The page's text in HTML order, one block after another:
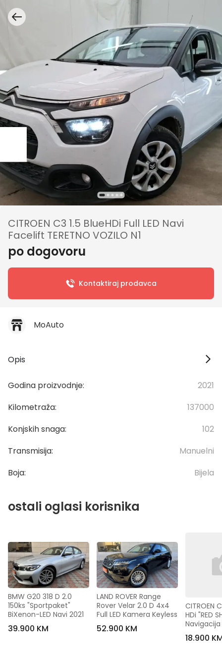
CITROEN C3 1.5 BlueHDi Full LED Navi
Facelift TERETNO VOZILO N1
po dogovoru
Kontaktiraj prodavca
MoAuto
Opis
Godina proizvodnje:
2021
Kilometraža:
137000
Konjskih snaga:
102
Transmisija:
Manuelni
Boja:
Bijela
ostali oglasi korisnika
BMW G20 318 D 2.0
150ks "Sportpaket"
BiXenon-LED Navi 2021
39.900 KM
LAND ROVER Range
Rover Velar 2.0 D 4x4
Full LED Kamera Keyless
52.900 KM
CITROEN
HDi "RED
Navigacija
18.900